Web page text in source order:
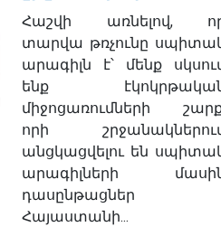
Հաշվի առնելով,
տարվա թռչունը
արագիլն է՝ մենք
ենք
միջոցառումների
որի
անցկացվելու են
արագիլների
դասընթացներ
Հայաստանի...